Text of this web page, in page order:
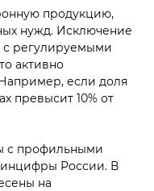
продукцию,
нужд. Исключение
с регулируемыми
активно
если доля
превысит 10% от
с профильными
России. В
на